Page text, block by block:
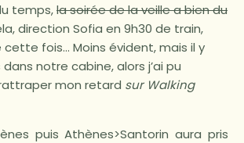
temps,la soirée de la veille a bien du
direction Sofia en 9h30 de train,
cette fois… Moins évident, mais il y
notre cabine, alors j’ai pu
mon retard sur Walking
puis Athènes>Santorin aura pris